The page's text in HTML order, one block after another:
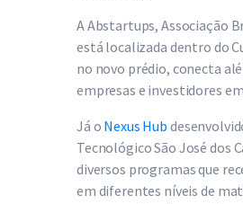
A Abstartups, Associação
está localizada dentro do
no novo prédio, conecta
empresas e investidores
Já o Nexus Hub
Tecnológico São José dos
diversos programas que
em diferentes níveis de